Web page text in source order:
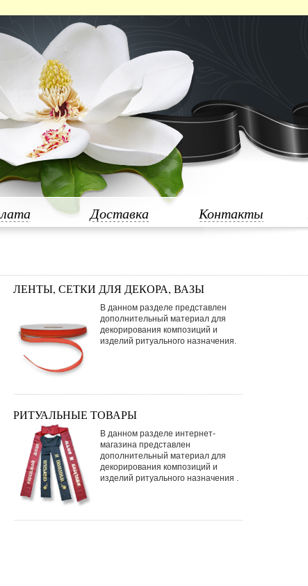
Доставка Контакты
ЛЕНТЫ, СЕТКИ ДЛЯ ДЕКОРА, ВАЗЫ
В данном разделе представлен
дополнительный материал для
декорирования композиций и
изделий ритуального назначения.
РИТУАЛЬНЫЕ ТОВАРЫ
В данном разделе интернет-
магазина представлен
дополнительный материал для
декорирования композиций и
изделий ритуального назначения .